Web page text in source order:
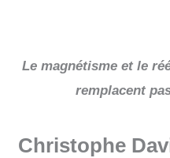
Le magnétisme et le
remplacent
Christophe